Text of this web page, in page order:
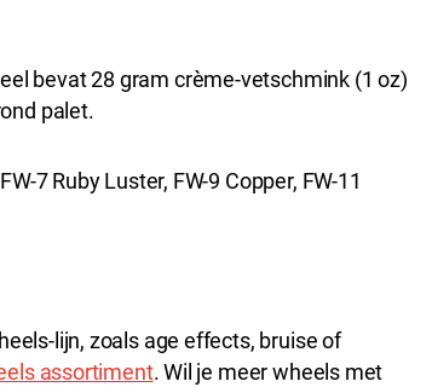
bevat 28 gram crème-vetschmink (1 oz)
palet.
7 Ruby Luster, FW-9 Copper, FW-11
lijn, zoals age effects, bruise of
assortiment. Wil je meer wheels met